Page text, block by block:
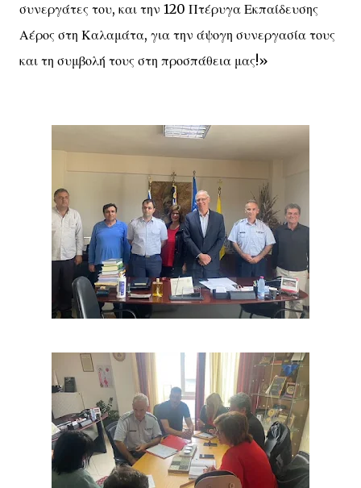
συνεργάτες του, και την 120 Πτέρυγα Εκπαίδευσης
Αέρος στη Καλαμάτα, για την άψογη συνεργασία τους
και τη συμβολή τους στη προσπάθεια μας!»